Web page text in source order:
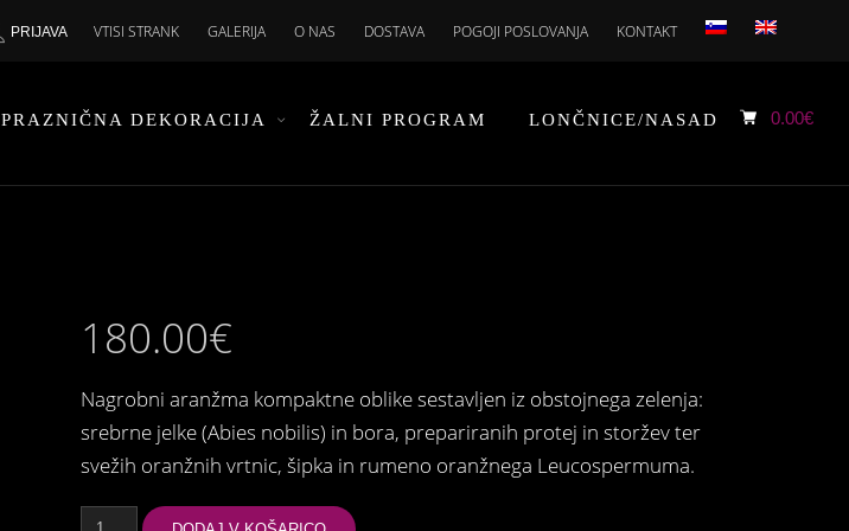
PRIJAVA VTISI STRANK GALERIJA O NAS DOSTAVA POGOJI POSLOVANJA KONTAKT
PRAZNIČNA DEKORACIJA ŽALNI PROGRAM LONČNICE/NASAD 0.00€
180.00€
Nagrobni aranžma kompaktne oblike sestavljen iz obstojnega zelenja:
srebrne jelke (Abies nobilis) in bora, prepariranih protej in storžev ter
svežih oranžnih vrtnic, šipka in rumeno oranžnega Leucospermuma.
Plamen